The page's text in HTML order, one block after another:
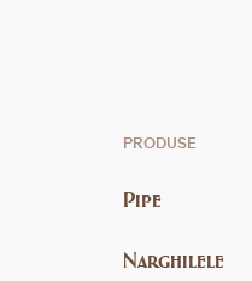
PRODUSE
Pipe
Narghilele